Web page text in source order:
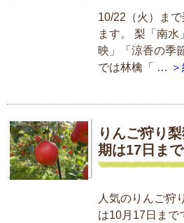
10/22（火）ま
ます。 梨「南水
映」「涼香の季
では林檎「 …
りんご狩り
期は17日まで
人気のりんご狩
は10月17日まで